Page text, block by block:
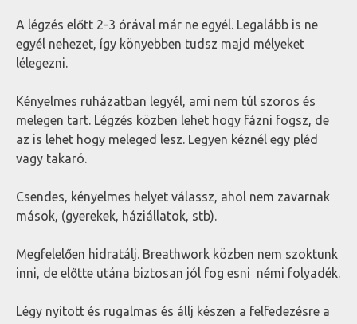
A légzés előtt 2-3 órával már ne egyél. Legalább is ne
egyél nehezet, így könyebben tudsz majd mélyeket
lélegezni.
Kényelmes ruházatban legyél, ami nem túl szoros és
melegen tart. Légzés közben lehet hogy fázni fogsz, de
az is lehet hogy meleged lesz. Legyen kéznél egy pléd
vagy takaró.
Csendes, kényelmes helyet válassz, ahol nem zavarnak
mások, (gyerekek, háziállatok, stb).
Megfelelően hidratálj. Breathwork közben nem szoktunk
inni, de előtte utána biztosan jól fog esni némi folyadék.
Légy nyitott és rugalmas és állj készen a felfedezésre a